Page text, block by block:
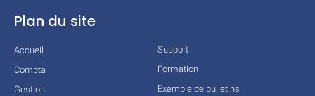
Plan du site
Accueil
Compta
Gestion
Support
Formation
Exemple de bulletins